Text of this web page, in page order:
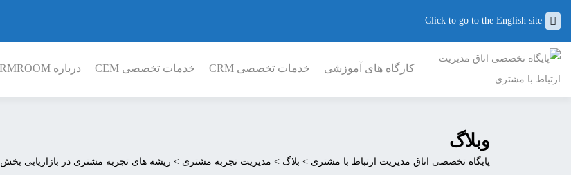
Click to go to the English site
کارگاه های آموزشی خدمات تخصصی CRM خدمات تخصصی CEM درباره CRMROOM
وبلاگ
پایگاه تخصصی اتاق مدیریت ارتباط با مشتری > بلاگ > مدیریت تجربه مشتری > ریشه های تجربه مشتری در بازاریابی بخش 4- بازاریابی رابطه ای